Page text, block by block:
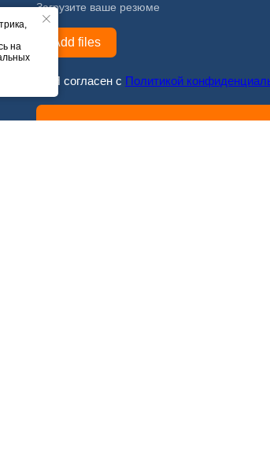
на
Загрузите ваше резюме
Add files
Я согласен с Политикой